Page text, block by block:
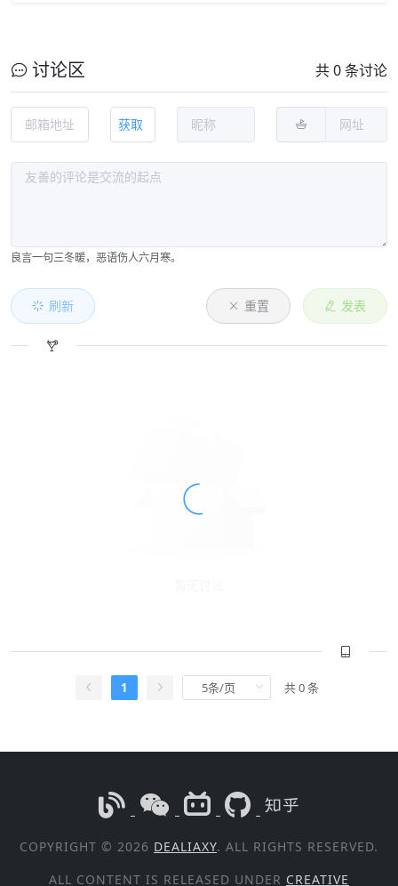
讨论区 共 0 条讨论
获取
良言一句三冬暖，恶语伤人六月寒。
刷新 重置 发表
1 共 0 条
COPYRIGHT © 2026 DEALIAXY. ALL RIGHTS RESERVED.
ALL CONTENT IS RELEASED UNDER CREATIVE